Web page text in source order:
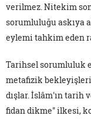
verilmez. Nitekim
sorumluluğu askıya
eylemi tahkim eden
Tarihsel sorumluluk
metafizik
dışlar. İslâm'ın tarih
fidan dikme" ilkesi,